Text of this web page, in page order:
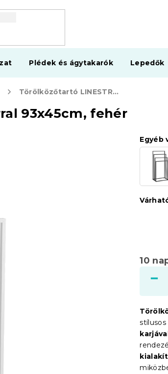
Plédek és ágytakarók Lepedők
Törölközőtartó LINESTRO fém 4 karral 93x45cm, fehér
93x45cm, fehér
10
Egyéb